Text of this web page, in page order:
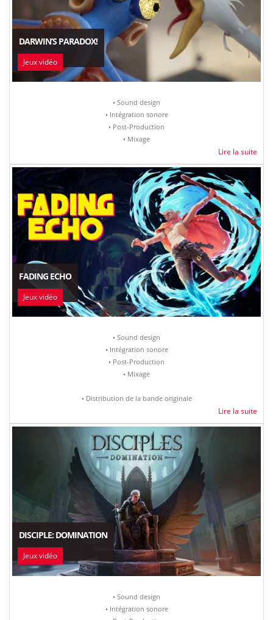
DARWIN’S PARADOX!
Jeux vidéo
• Sound design
• Intégration sonore
• Post-Production
• Mixage
Lire la suite
FADING ECHO
Jeux vidéo
• Sound design
• Intégration sonore
• Post-Production
• Mixage
• Distribution de la bande originale
Lire la suite
DISCIPLE: DOMINATION
Jeux vidéo
• Sound design
• Intégration sonore